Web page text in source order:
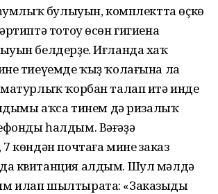
һумлыҡ булыуын, комплектта өҫкө
тотоу өсөн гигиена
белдерҙе. Иғланда хаҡ
тиеүемде ҡыҙ ҡолағына ла
ҡорбан талап итә инде
аҡса тинем дә ризалыҡ
һалдым. Вәғәҙә
көндән почтаға минең заказ
квитанция алдым. Шул мәлдә
илап шылтырата: «Заказыңды